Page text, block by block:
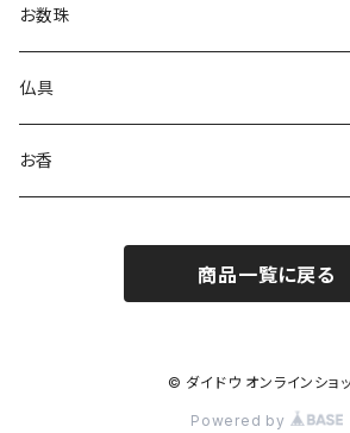
お香
お数珠
仏具
お香
スティックお香
商品一覧に戻る
© ダイドウ オンラインショ
Powered by